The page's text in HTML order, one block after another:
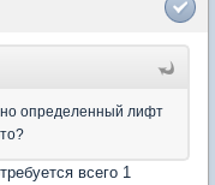
определенный лифт
всего 1